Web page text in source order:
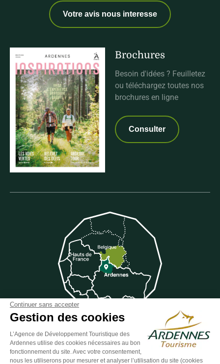
Je refuse
J'accepte
Axeptio consent
Votre avis nous interesse
Brochures
Besoin d'idées ? Feuilletez
ou téléchargez toutes nos
brochures en ligne
Consulter
Suivez-nous sur Facebook
Suivez-nous sur Instagram
Suivez-nous sur Youtube
Suivez-nous sur
Suivez-nous
Continuer sans accepter
Gestion des cookies
L’Agence de Développement Touristique des
Ardennes utilise des cookies nécessaires au bon
fonctionnement du site. Avec votre consentement,
nous les utiliserons pour mesurer et analyser l’utilisation du site (cookies